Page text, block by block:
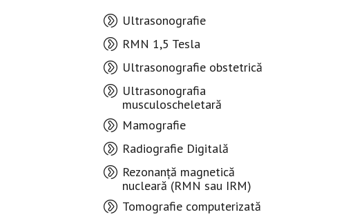
Ultrasonografie
RMN 1,5 Tesla
Ultrasonografie obstetrică
Ultrasonografia
musculoscheletară
Mamografie
Radiografie Digitală
Rezonanță magnetică
nucleară (RMN sau IRM)
Tomografie computerizată